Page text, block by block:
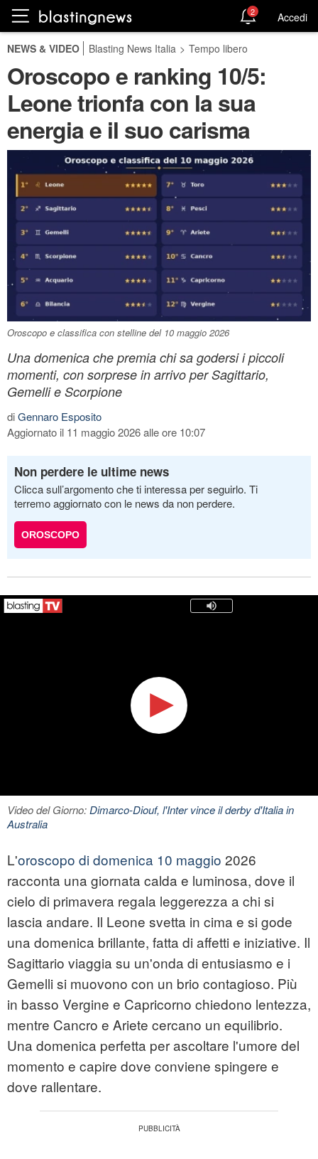
2 Accedi
NEWS & VIDEO Blasting News Italia > Tempo libero
Oroscopo e ranking 10/5:
Leone trionfa con la sua
energia e il suo carisma
Oroscopo e classifica con stelline del 10 maggio 2026
Una domenica che premia chi sa godersi i piccoli
momenti, con sorprese in arrivo per Sagittario,
Gemelli e Scorpione
diGennaro Esposito
Aggiornato il 11 maggio 2026 alle ore 10:07
Non perdere le ultime news
Clicca sull’argomento che ti interessa per seguirlo. Ti
terremo aggiornato con le news da non perdere.
OROSCOPO
Video del Giorno:Dimarco-Diouf, l'Inter vince il derby d'Italia in
Australia
L'oroscopo di domenica 10 maggio 2026
racconta una giornata calda e luminosa, dove il
cielo di primavera regala leggerezza a chi si
lascia andare. Il Leone svetta in cima e si gode
una domenica brillante, fatta di affetti e iniziative. Il
Sagittario viaggia su un'onda di entusiasmo e i
Gemelli si muovono con un brio contagioso. Più
in basso Vergine e Capricorno chiedono lentezza,
mentre Cancro e Ariete cercano un equilibrio.
Una domenica perfetta per ascoltare l'umore del
momento e capire dove conviene spingere e
dove rallentare.